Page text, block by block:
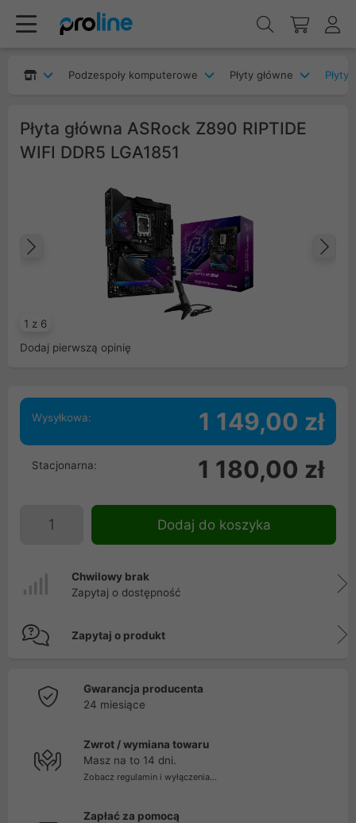
Podzespoły komputerowe Płyty główne Płyty
Płyta główna ASRock Z890 RIPTIDE
WIFI DDR5 LGA1851
1 z 6
Poprzedni
Dodaj pierwszą opinię
Wysyłkowa: 1 149,00 zł
Stacjonarna: 1 180,00 zł
Dodaj do koszyka
Chwilowy brak
Zapytaj o dostępność
Zapytaj o produkt
Gwarancja producenta
24 miesiące
Zwrot / wymiana towaru
Masz na to 14 dni.
Zobacz regulamin i wyłączenia...
Zapłać za pomocą